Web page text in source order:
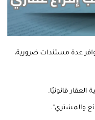
عدة مستندات ضرورية،
قانونيًا.
والمشتري”.